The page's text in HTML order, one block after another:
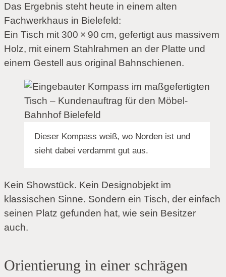
Das Ergebnis steht heute in einem alten
Fachwerkhaus in Bielefeld:
Ein Tisch mit 300 × 90 cm, gefertigt aus massivem
Holz, mit einem Stahlrahmen an der Platte und
einem Gestell aus original Bahnschienen.
Dieser Kompass weiß, wo Norden ist und
sieht dabei verdammt gut aus.
Kein Showstück. Kein Designobjekt im
klassischen Sinne. Sondern ein Tisch, der einfach
seinen Platz gefunden hat, wie sein Besitzer
auch.
Orientierung in einer schrägen